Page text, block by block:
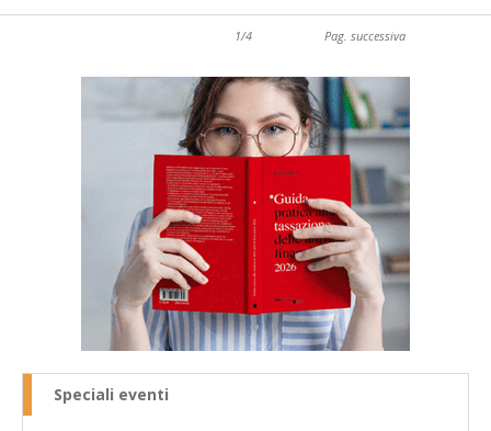
1/4 Pag. successiva
Speciali eventi